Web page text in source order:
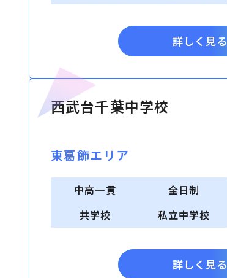
詳しく見る
西武台千葉中学校
東葛飾エリア
中高一貫
全日制
共学校
私立中学校
詳しく見る